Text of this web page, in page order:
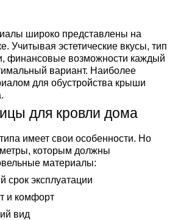
широко представлены на
Учитывая эстетические вкусы, тип
финансовые возможности каждый
вариант. Наиболее
для обустройства крыши
для кровли дома
имеет свои особенности. Но
которым должны
материалы:
срок эксплуатации
и комфорт
вид